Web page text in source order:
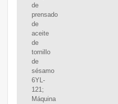
de
prensado
de
aceite
de
tornillo
de
sésamo
6YL-
121;
Máquina